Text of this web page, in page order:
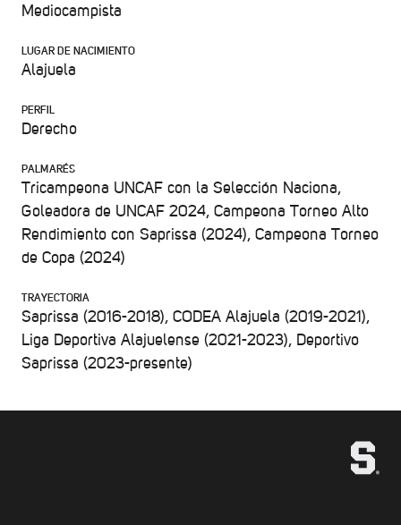
Mediocampista
LUGAR DE NACIMIENTO
Alajuela
PERFIL
Derecho
PALMARÉS
Tricampeona UNCAF con la Selección Naciona,
Goleadora de UNCAF 2024, Campeona Torneo Alto
Rendimiento con Saprissa (2024), Campeona Torneo
de Copa (2024)
TRAYECTORIA
Saprissa (2016-2018), CODEA Alajuela (2019-2021),
Liga Deportiva Alajuelense (2021-2023), Deportivo
Saprissa (2023-presente)